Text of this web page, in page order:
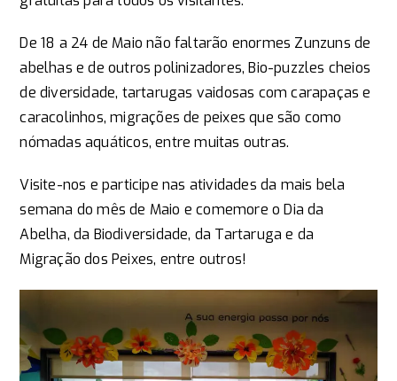
De 18 a 24 de Maio não faltarão enormes Zunzuns de
abelhas e de outros polinizadores, Bio-puzzles cheios
de diversidade, tartarugas vaidosas com carapaças e
caracolinhos, migrações de peixes que são como
nómadas aquáticos, entre muitas outras.
Visite-nos e participe nas atividades da mais bela
semana do mês de Maio e comemore o Dia da
Abelha, da Biodiversidade, da Tartaruga e da
Migração dos Peixes, entre outros!​